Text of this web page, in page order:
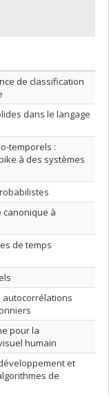
de classification
dans le langage
temporels :
à des systèmes
à
de temps
autocorrélations
pour la
humain
et
de